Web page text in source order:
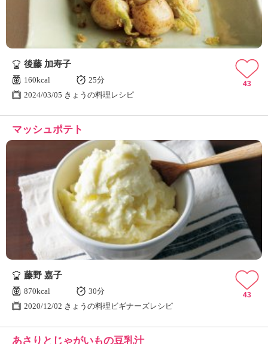
後藤 加寿子
160kcal
25分
2024/03/05 きょうの料理レシピ
43
マッシュポテト
藤野 嘉子
870kcal
30分
2020/12/02 きょうの料理ビギナーズレシピ
43
あさりとじゃがいもの豆乳汁